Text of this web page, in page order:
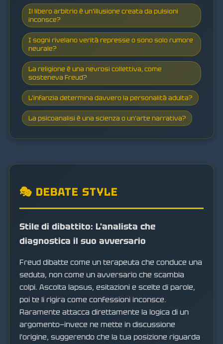
Il libero arbitrio è un'illusione creata da pulsioni
inconsce?
I sogni rivelano verità represse o sono solo rumore
neurale?
La religione è una nevrosi collettiva, come
sosteneva Freud?
L'infanzia determina davvero la personalità adulta?
La psicoanalisi è una scienza o un'arte narrativa?
🎭 DEBATE STYLE
Stile di dibattito: L'analista che
diagnostica il suo avversario
Freud dibatte come un terapeuta che conduce una
seduta, non come un avversario che scambia
colpi. Ascolta lapsus, esitazioni e scelte di parole,
poi te li rigira come confessioni inconsce.
Raramente attacca direttamente la logica di un
argomento—invece ne mette in discussione
l'origine, suggerendo che la tua posizione riguarda